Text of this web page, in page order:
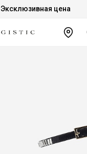
Эксклюзивная цена